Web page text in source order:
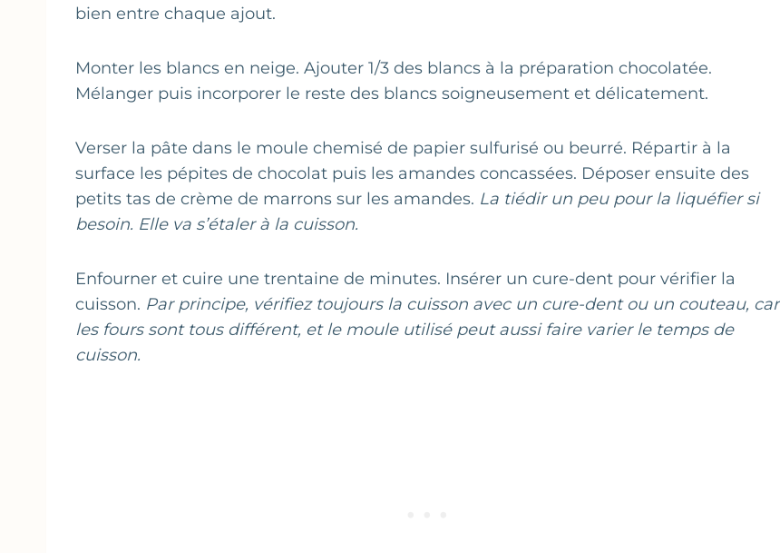
bien entre chaque ajout.
Monter les blancs en neige. Ajouter 1/3 des blancs à la préparation chocolatée.
Mélanger puis incorporer le reste des blancs soigneusement et délicatement.
Verser la pâte dans le moule chemisé de papier sulfurisé ou beurré. Répartir à la
surface les pépites de chocolat puis les amandes concassées. Déposer ensuite des
petits tas de crème de marrons sur les amandes. La tiédir un peu pour la liquéfier si
besoin. Elle va s’étaler à la cuisson.
Enfourner et cuire une trentaine de minutes. Insérer un cure-dent pour vérifier la
cuisson. Par principe, vérifiez toujours la cuisson avec un cure-dent ou un couteau, car
les fours sont tous différent, et le moule utilisé peut aussi faire varier le temps de
cuisson.